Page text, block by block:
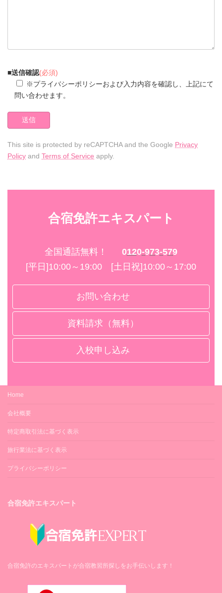
■送信確認(必須)
※プライバシーポリシーおよび入力内容を確認し、上記にて
問い合わせます。
This site is protected by reCAPTCHA and the Google Privacy
Policy and Terms of Service apply.
合宿免許エキスパート
全国通話無料！
0120-973-579
[平日]10:00～19:00 [土日祝]10:00～17:00
お問い合わせ
資料請求（無料）
入校申し込み
Home
会社概要
特定商取引法に基づく表示
旅行業法に基づく表示
プライバシーポリシー
合宿免許エキスパート
合宿免許のエキスパートが合宿教習所探しをお手伝いします！